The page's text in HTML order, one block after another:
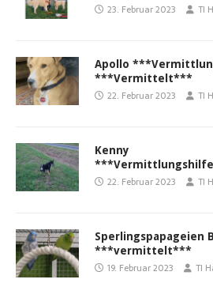
23. Februar 2023 TI
Apollo
***Vermittelt***
22. Februar 2023 TI
Kenny
22. Februar 2023 TI
Sperlingspapageien
***vermittelt***
19. Februar 2023 TI